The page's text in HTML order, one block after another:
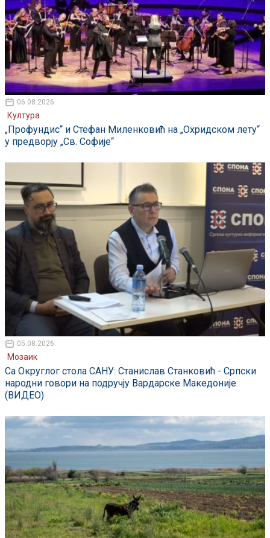
06.08.2026
Култура
„Профундис“ и Стефан Миленковић на „Охридском лету“
у предворју „Св. Софије“
05.08.2026
Мозаик
Са Округлог стола САНУ: Станислав Станковић - Српски
народни говори на подручју Вардарске Македоније
(ВИДЕО)